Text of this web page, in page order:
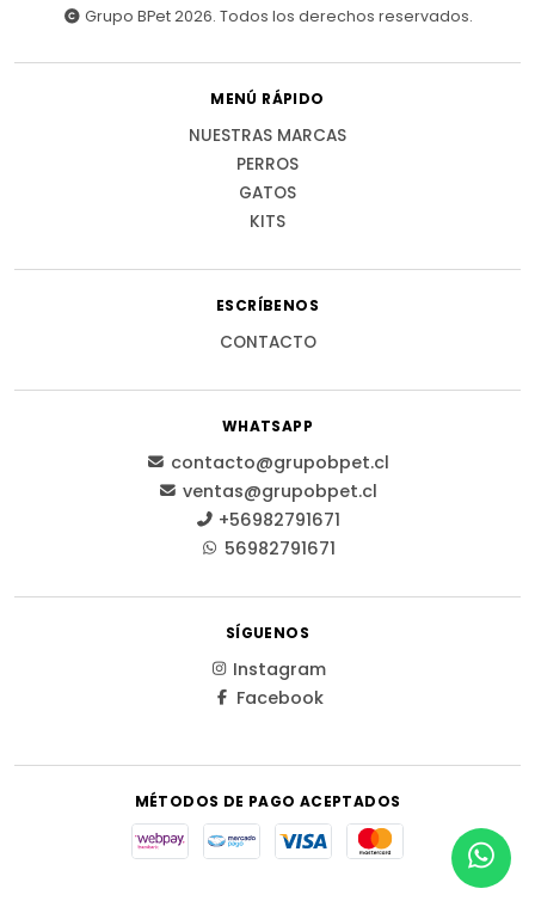
Grupo BPet 2026. Todos los derechos reservados.
MENÚ RÁPIDO
NUESTRAS MARCAS
PERROS
GATOS
KITS
ESCRÍBENOS
CONTACTO
WHATSAPP
contacto@grupobpet.cl
ventas@grupobpet.cl
+56982791671
56982791671
SÍGUENOS
Instagram
Facebook
MÉTODOS DE PAGO ACEPTADOS